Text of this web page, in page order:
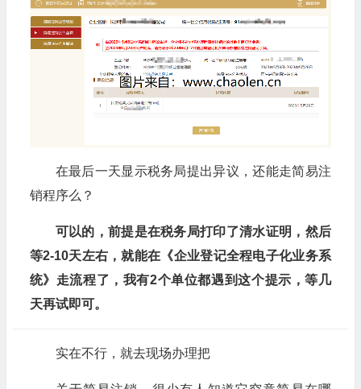
在最后一天显示税务局提出异议，还能走简易注
销程序么？
可以的，前提是在税务局打印了清水证明，然后
等2-10天左右，就能在《企业登记全程电子化业务系
统》走流程了，我有2个单位都遇到这个提示，等几
天再试即可。
实在不行，就去现场办理把